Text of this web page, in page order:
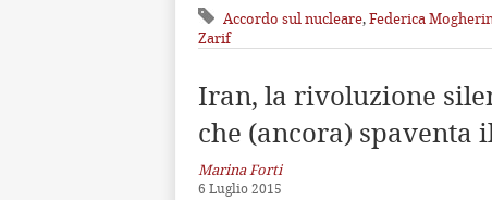
Accordo sul nucleare,Federica
Zarif
Iran, la rivoluzione
che (ancora) spaventa
Marina Forti
6 Luglio 2015